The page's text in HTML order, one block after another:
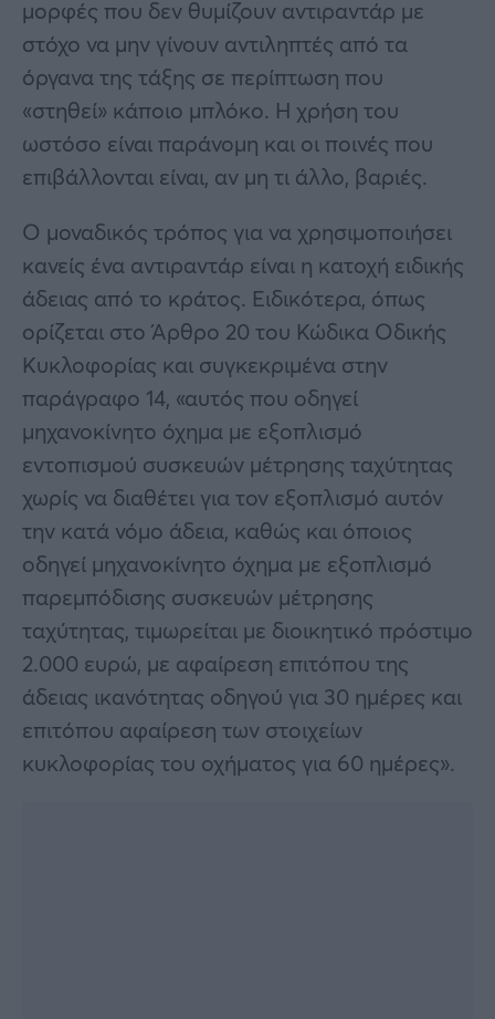
μορφές που δεν θυμίζουν αντιραντάρ με
στόχο να μην γίνουν αντιληπτές από τα
όργανα της τάξης σε περίπτωση που
«στηθεί» κάποιο μπλόκο. Η χρήση του
ωστόσο είναι παράνομη και οι ποινές που
επιβάλλονται είναι, αν μη τι άλλο, βαριές.
Ο μοναδικός τρόπος για να χρησιμοποιήσει
κανείς ένα αντιραντάρ είναι η κατοχή ειδικής
άδειας από το κράτος. Ειδικότερα, όπως
ορίζεται στο Άρθρο 20 του Κώδικα Οδικής
Κυκλοφορίας και συγκεκριμένα στην
παράγραφο 14, «αυτός που οδηγεί
μηχανοκίνητο όχημα με εξοπλισμό
εντοπισμού συσκευών μέτρησης ταχύτητας
χωρίς να διαθέτει για τον εξοπλισμό αυτόν
την κατά νόμο άδεια, καθώς και όποιος
οδηγεί μηχανοκίνητο όχημα με εξοπλισμό
παρεμπόδισης συσκευών μέτρησης
ταχύτητας, τιμωρείται με διοικητικό πρόστιμο
2.000 ευρώ, με αφαίρεση επιτόπου της
άδειας ικανότητας οδηγού για 30 ημέρες και
επιτόπου αφαίρεση των στοιχείων
κυκλοφορίας του οχήματος για 60 ημέρες».